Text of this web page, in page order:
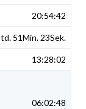
20:54:42
51Min. 23Sek.
13:28:02
06:02:48